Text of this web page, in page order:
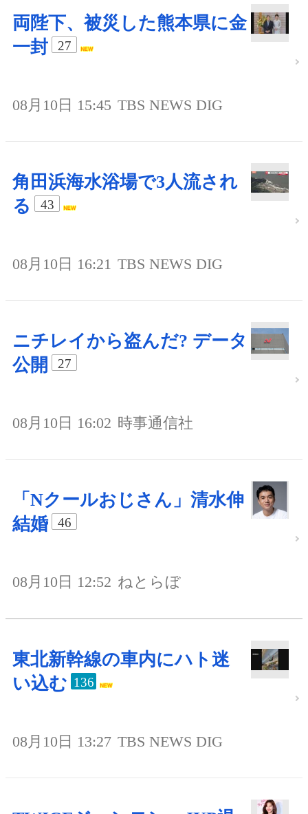
両陛下、被災した熊本県に金
一封
27
08月10日 15:45 TBS NEWS DIG
角田浜海水浴場で3人流され
る
43
08月10日 16:21 TBS NEWS DIG
ニチレイから盗んだ? データ
公開
27
08月10日 16:02 時事通信社
「Nクールおじさん」清水伸
結婚
46
08月10日 12:52 ねとらぼ
東北新幹線の車内にハト迷
い込む 136
08月10日 13:27 TBS NEWS DIG